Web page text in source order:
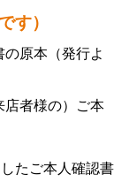
す）
原本（発行よ
店者様の）ご本
たご本人確認書